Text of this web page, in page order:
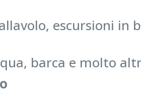
escursioni in
barca e molto